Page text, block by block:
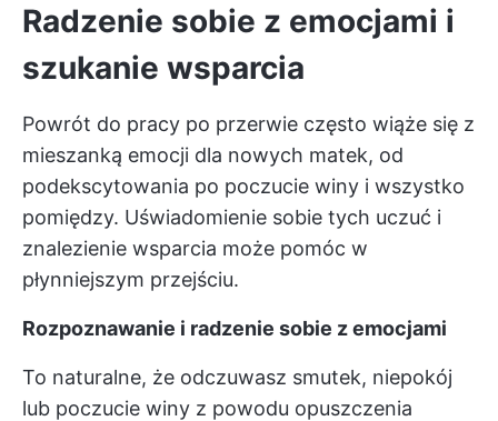
Radzenie sobie z emocjami i
szukanie wsparcia
Powrót do pracy po przerwie często wiąże się z
mieszanką emocji dla nowych matek, od
podekscytowania po poczucie winy i wszystko
pomiędzy. Uświadomienie sobie tych uczuć i
znalezienie wsparcia może pomóc w
płynniejszym przejściu.
Rozpoznawanie i radzenie sobie z emocjami
To naturalne, że odczuwasz smutek, niepokój
lub poczucie winy z powodu opuszczenia